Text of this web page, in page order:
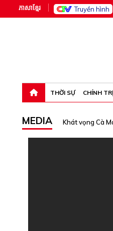
ភាសាខ្មែរ Truyền hình
THỜI SỰ CHÍNH TRỊ
MEDIA Khát vọng Cà